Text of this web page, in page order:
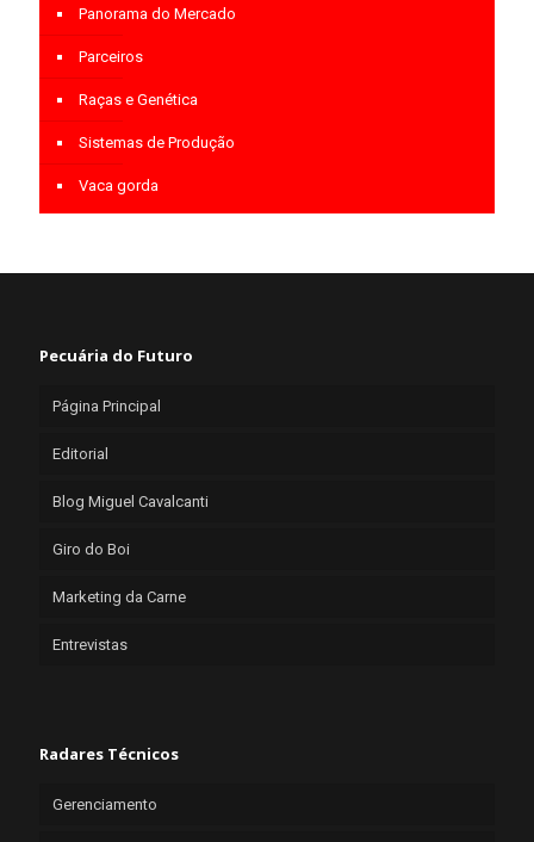
Panorama do Mercado
Parceiros
Raças e Genética
Sistemas de Produção
Vaca gorda
Pecuária do Futuro
Página Principal
Editorial
Blog Miguel Cavalcanti
Giro do Boi
Marketing da Carne
Entrevistas
Radares Técnicos
Gerenciamento